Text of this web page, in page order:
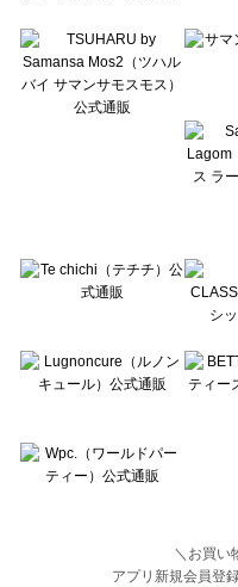
Lugnoncure（ルノンキュール）のボ
BETTY'S BLUE（べティーズブルー
Wpc.（ワールドパーティー）のボト
＼お買い
アプリ新規会員登